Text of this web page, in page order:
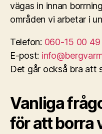
vägas in innan
områden vi arbetar i
Telefon: 060-15 00 49
E-post:
Det går också bra att
Vanliga
för att borra